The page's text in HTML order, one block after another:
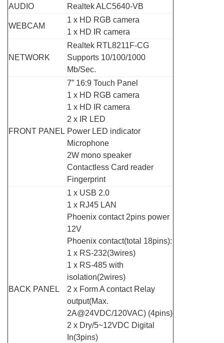
AUDIO Realtek ALC5640-VB
WEBCAM
1 x HD RGB camera
1 x HD IR camera
NETWORK
Realtek RTL8211F-CG
Supports 10/100/1000
Mb/Sec.
FRONT PANEL
7” 16:9 Touch Panel
1 x HD RGB camera
1 x HD IR camera
2 x IR LED
Power LED indicator
Microphone
2W mono speaker
Contactless Card reader
Fingerprint
BACK PANEL
1 x USB 2.0
1 x RJ45 LAN
Phoenix contact 2pins power
12V
Phoenix contact(total 18pins):
1 x RS-232(3wires)
1 x RS-485 with
isolation(2wires)
2 x Form A contact Relay
output(Max.
2A@24VDC/120VAC) (4pins)
2 x Dry/5~12VDC Digital
In(3pins)